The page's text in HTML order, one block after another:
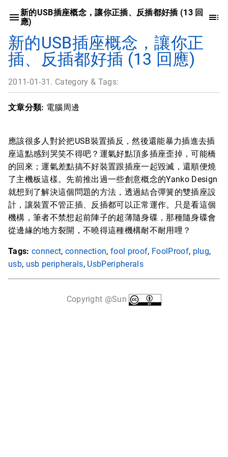
新的USB插座概念，讓你正插、反插都好插 (13 回
應)
新的USB插座概念，讓你正
插、反插都好插 (13 回應)
2011-01-31. Category & Tags:
文章分類: 電腦周邊
應該很多人對於把USB裝置插反，然後還能暴力插進去插
座這點感到哭笑不得吧？運氣好點頂多插座歪掉，可能橋
的回來；運氣差點搞不好裝置跟插座一起毀滅，還順便燒
了主機板這樣。先前推出過一些創意概念的Yanko Design
就想到了解決這個問題的方法，透過結合彈簧的雙插座設
計，讓裝置不管正插、反插都可以正常運作。只是看這個
機構，筆者不禁想起前陣子的超薄隨身碟，那種隨身碟會
從邊緣的地方裂開，不曉得這種機構耐不耐用哩？
Tags: connect, connection, fool proof, FoolProof, plug,
usb, usb peripherals, UsbPeripherals
Copyright @Sun